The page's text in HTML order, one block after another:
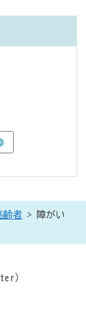
齢者 > 障がい
）